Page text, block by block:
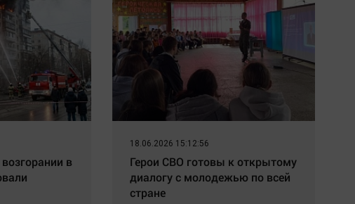
в
18.06.2026 15:12:56
Герои СВО готовы к открытому
диалогу с молодежью по всей
стране